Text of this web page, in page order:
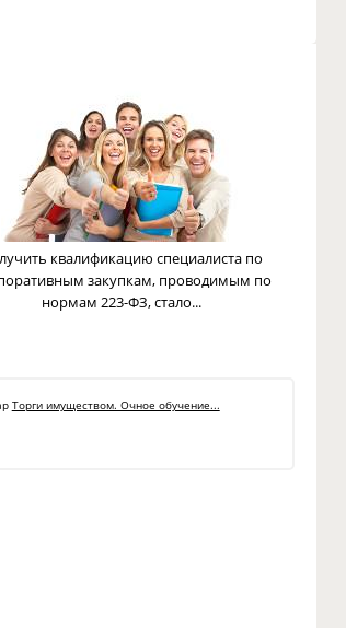
квалификацию специалиста по
закупкам, проводимым по
нормам 223-ФЗ, стало...
Торги имуществом. Очное обучение...